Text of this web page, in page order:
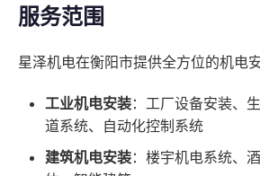
服务范围
星泽机电在衡阳市提供全方位的机电安
工业机电安装：工厂设备安装、
道系统、自动化控制系统
建筑机电安装：楼宇机电系统、